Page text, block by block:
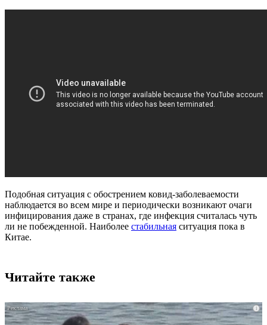
Подобная ситуация с обострением ковид-заболеваемости
наблюдается во всем мире и периодически возникают очаги
инфицирования даже в странах, где инфекция считалась чуть
ли не побежденной. Наиболее стабильная ситуация пока в
Китае.
Читайте также
i